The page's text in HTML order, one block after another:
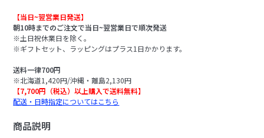
【当日~翌営業日発送】
朝10時までのご注文で当日~翌営業日で順次発送
※土日祝休業日を除く。
※ギフトセット、ラッピングはプラス1日かかります。
送料一律700円
※北海道1,420円/沖縄・離島2,130円
【7,700円（税込）以上購入で送料無料】
配送・日時指定についてはこちら
商品説明